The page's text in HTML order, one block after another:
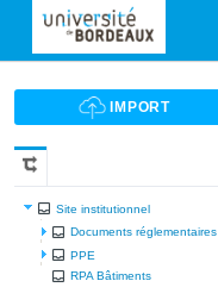
Site institutionnel
Documents réglementaires
PPE
RPA Bâtiments